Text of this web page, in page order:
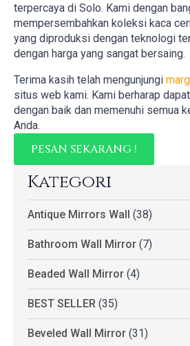
Kategori
Antique Mirrors Wall (38)
Bathroom Wall Mirror (7)
Beaded Wall Mirror (4)
BEST SELLER (35)
Beveled Wall Mirror (31)
terpercaya di Solo. Kami dengan
mempersembahkan koleksi kaca
yang diproduksi dengan teknologi
dengan harga yang sangat bersaing.
Terima kasih telah mengunjungi
situs web kami. Kami berharap
dengan baik dan memenuhi semua
Anda.
PESAN SEKARANG !